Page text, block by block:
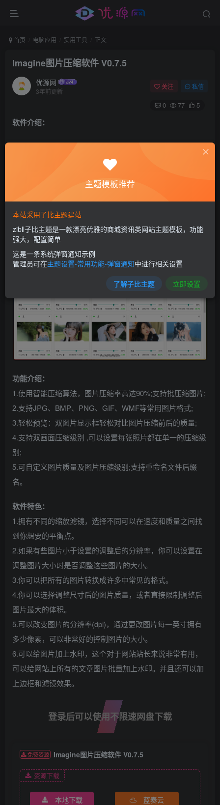
首页 电脑应用 实用工具 正文
Imagine图片压缩软件 V0.7.5
优源网
3年前更新
关注 私信
0 77 5
软件介绍：
Imagine官方版可以帮你压缩几乎所有图片格式的体积，使用
然压缩太过，图片清晰度会下降很多。Imagine最新版功能强
软件截图：
功能介绍：
1.使用智能压缩算法，图片压缩率高达90%;支持批压缩图片;
2.支持JPG、BMP、PNG、GIF、WMF等常用图片格式;
3.轻松预览：双图片显示框轻松对比图片压缩前后的质量;
4.支持双画面压缩级别 ,可以设置每张照片都在单一的压缩级
别;
5.可自定义图片质量及图片压缩级别;支持重命名文件后缀
名。
软件特色：
1.拥有不同的缩放滤镜，选择不同可以在速度和质量之间找
到你想要的平衡点。
2.如果有些图片小于设置的调整后的分辨率，你可以设置在
调整图片大小时是否调整这些图片的大小。
3.你可以把所有的图片转换成许多中常见的格式。
4.你可以选择调整尺寸后的图片质量，或者直接限制调整后
图片最大的体积。
5.可以改变图片的分辨率(dpi)，通过更改图片每一英寸拥有
多少像素，可以非常好的控制图片的大小。
6.可以给图片加上水印，这个对于网站站长来说非常有用，
可以给网站上所有的文章图片批量加上水印。并且还可以加
上边框和滤镜效果。
登录后可以使用不限速网盘下载
免费资源 Imagine图片压缩软件 V0.7.5
资源下载
本地下载 蓝奏云
主题模板推荐
本站采用子比主题建站
zibll子比主题是一款漂亮优雅的商城资讯类网站主题模板，功能
强大，配置简单
这是一条系统弹窗通知示例
管理员可在主题设置-常用功能-弹窗通知中进行相关设置
了解子比主题 立即设置